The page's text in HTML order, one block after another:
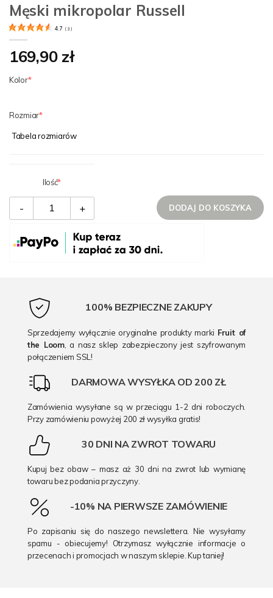
Męski mikropolar Russell
4.7 ( 3 )
169,90 zł
Kolor
Rozmiar
Tabela rozmiarów
Ilość
- + DODAJ DO KOSZYKA
100% BEZPIECZNE ZAKUPY
Sprzedajemy wyłącznie oryginalne produkty marki Fruit of
the Loom, a nasz sklep zabezpieczony jest szyfrowanym
połączeniem SSL!
DARMOWA WYSYŁKA OD 200 ZŁ
Zamówienia wysyłane są w przeciągu 1-2 dni roboczych.
Przy zamówieniu powyżej 200 zł wysyłka gratis!
30 DNI NA ZWROT TOWARU
Kupuj bez obaw – masz aż 30 dni na zwrot lub wymianę
towaru bez podania przyczyny.
-10% NA PIERWSZE ZAMÓWIENIE
Po zapisaniu się do naszego newslettera. Nie wysyłamy
spamu - obiecujemy! Otrzymasz wyłącznie informacje o
przecenach i promocjach w naszym sklepie. Kup taniej!